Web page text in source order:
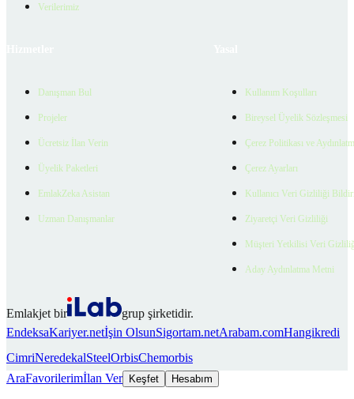
Verilerimiz
Danışman Bul
Projeler
Ücretsiz İlan Verin
Üyelik Paketleri
EmlakZeka Asistan
Uzman Danışmanlar
Kullanım Koşulları
Bireysel Üyelik Sözleşmesi
Çerez Politikası ve
Çerez Ayarları
Kullanıcı Veri Gizliliği
Ziyaretçi Veri Gizliliği
Müşteri Yetkilisi Veri
Aday Aydınlatma Metni
Emlakjet bir
grup şirketidir.
EndeksaKariyer.netİşin OlsunSigortam.netArabam.comHangikredi
CimriNeredekalSteelOrbisChemorbis
AraFavorilerimİlan Ver Keşfet Hesabım